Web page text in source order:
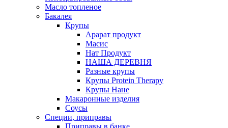
Масло топленое
Бакалея
Крупы
Арарат продукт
Масис
Нат Продукт
НАША ДЕРЕВНЯ
Разные крупы
Крупы Protein Therapy
Крупы Нане
Макаронные изделия
Соусы
Специи, приправы
Приправы в банке